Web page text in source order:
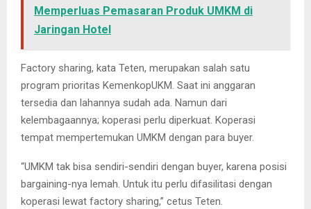
Memperluas Pemasaran Produk UMKM di
Jaringan Hotel
Factory sharing, kata Teten, merupakan salah satu
program prioritas KemenkopUKM. Saat ini anggaran
tersedia dan lahannya sudah ada. Namun dari
kelembagaannya; koperasi perlu diperkuat. Koperasi
tempat mempertemukan UMKM dengan para buyer.
“UMKM tak bisa sendiri-sendiri dengan buyer, karena posisi
bargaining-nya lemah. Untuk itu perlu difasilitasi dengan
koperasi lewat factory sharing,” cetus Teten.